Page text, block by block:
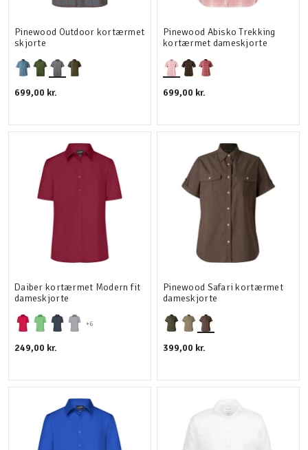
Pinewood Outdoor kortærmet
skjorte
699,00 kr.
Pinewood Abisko Trekking
kortærmet dameskjorte
699,00 kr.
+6
Daiber kortærmet Modern fit
dameskjorte
249,00 kr.
Pinewood Safari kortærmet
dameskjorte
399,00 kr.